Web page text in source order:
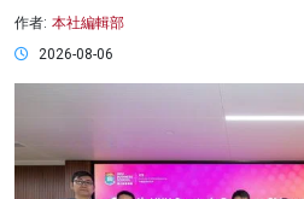
作者: 本社編輯部
2026-08-06